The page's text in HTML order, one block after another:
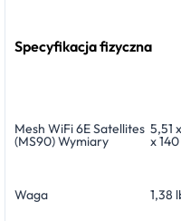
Specyfikacja fizyczna
Mesh WiFi 6E Satellites
(MS90) Wymiary
5,51
x
Waga 1,38